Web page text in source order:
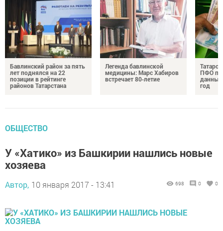
Бавлинский район за пять
лет поднялся на 22
позиции в рейтинге
районов Татарстана
Легенда бавлинской
медицины: Марс Хабиров
встречает 80‑летие
ПФО по
данные
год
ОБЩЕСТВО
У «Хатико» из Башкирии нашлись новые
хозяева
Автор, 10 января 2017 - 13:41 698 0 0